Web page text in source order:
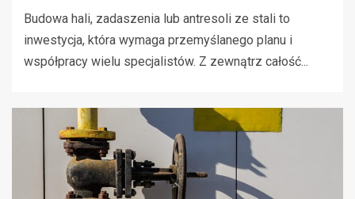
Budowa hali, zadaszenia lub antresoli ze stali to
inwestycja, która wymaga przemyślanego planu i
współpracy wielu specjalistów. Z zewnątrz całość...